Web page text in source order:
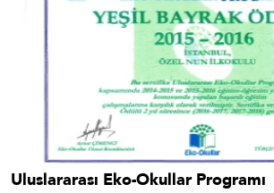
Uluslararası Eko-Okullar Programı